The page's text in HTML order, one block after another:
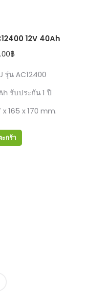
12V 40Ah
฿
รุ่น AC12400
รับประกัน 1 ปี
165 x 170 mm.
กร้า